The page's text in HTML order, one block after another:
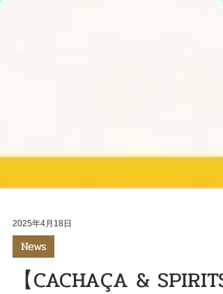
2025年4月18日
News